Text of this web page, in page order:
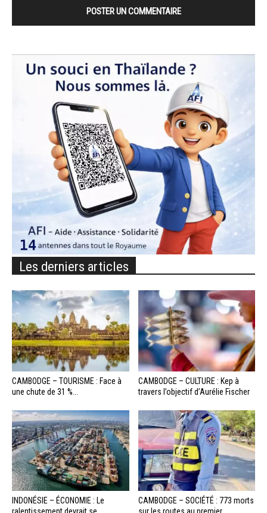
Les derniers articles
CAMBODGE – TOURISME : Face à
une chute de 31 %...
CAMBODGE – CULTURE : Kep à
travers l’objectif d’Aurélie Fischer
INDONÉSIE – ÉCONOMIE : Le
ralentissement devrait se
CAMBODGE – SOCIÉTÉ : 773 morts
sur les routes au premier...